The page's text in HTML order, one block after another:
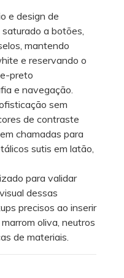
e design de
a botões,
mantendo
e reservando o
preto
e navegação.
sem
de contraste
chamadas para
sutis em latão,
para validar
dessas
precisos ao inserir
oliva, neutros
de materiais.